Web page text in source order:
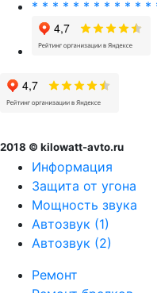
* * * * * * * * * * * *
2018 © kilowatt-avto.ru
Информация
Защита от угона
Мощность звука
Автозвук (1)
Автозвук (2)
Ремонт